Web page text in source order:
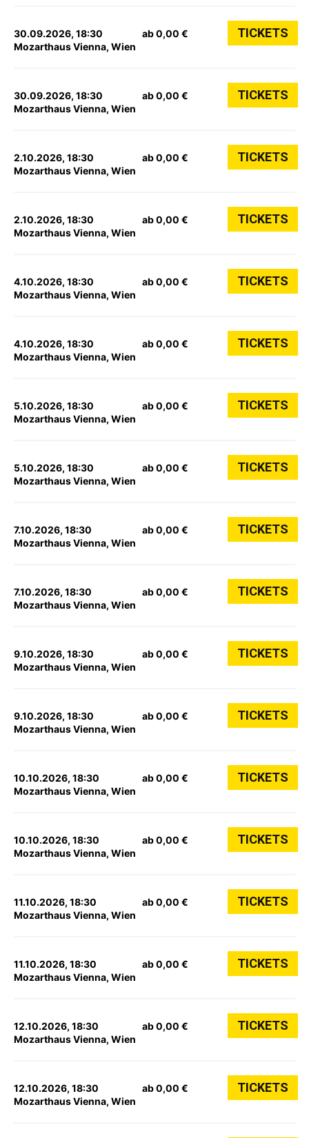
30.09.2026, 18:30
Mozarthaus Vienna, Wien
ab 0,00 € TICKETS
30.09.2026, 18:30
Mozarthaus Vienna, Wien
ab 0,00 € TICKETS
2.10.2026, 18:30
Mozarthaus Vienna, Wien
ab 0,00 € TICKETS
2.10.2026, 18:30
Mozarthaus Vienna, Wien
ab 0,00 € TICKETS
4.10.2026, 18:30
Mozarthaus Vienna, Wien
ab 0,00 € TICKETS
4.10.2026, 18:30
Mozarthaus Vienna, Wien
ab 0,00 € TICKETS
5.10.2026, 18:30
Mozarthaus Vienna, Wien
ab 0,00 € TICKETS
5.10.2026, 18:30
Mozarthaus Vienna, Wien
ab 0,00 € TICKETS
7.10.2026, 18:30
Mozarthaus Vienna, Wien
ab 0,00 € TICKETS
7.10.2026, 18:30
Mozarthaus Vienna, Wien
ab 0,00 € TICKETS
9.10.2026, 18:30
Mozarthaus Vienna, Wien
ab 0,00 € TICKETS
9.10.2026, 18:30
Mozarthaus Vienna, Wien
ab 0,00 € TICKETS
10.10.2026, 18:30
Mozarthaus Vienna, Wien
ab 0,00 € TICKETS
10.10.2026, 18:30
Mozarthaus Vienna, Wien
ab 0,00 € TICKETS
11.10.2026, 18:30
Mozarthaus Vienna, Wien
ab 0,00 € TICKETS
11.10.2026, 18:30
Mozarthaus Vienna, Wien
ab 0,00 € TICKETS
12.10.2026, 18:30
Mozarthaus Vienna, Wien
ab 0,00 € TICKETS
12.10.2026, 18:30
Mozarthaus Vienna, Wien
ab 0,00 € TICKETS